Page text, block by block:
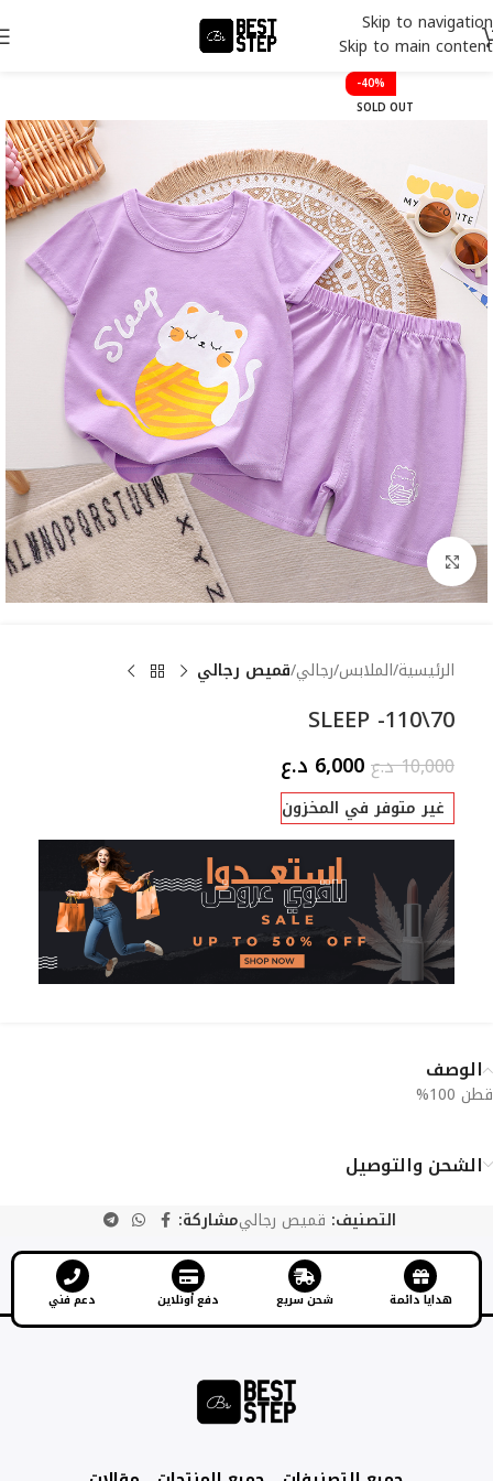
Skip to navigation
Skip to main content
-40%
SOLD OUT
Click to enlarge
الرئيسية الملابس رجالي قميص رجالي
SLEEP -110\70
10,000د.ع6,000 د.ع
غير متوفر في المخزون
الوصف
قطن 100%
الشحن والتوصيل
التصنيف: قميص رجاليمشاركة:
هدايا دائمة شحن سريع دفع أونلاين دعم فني